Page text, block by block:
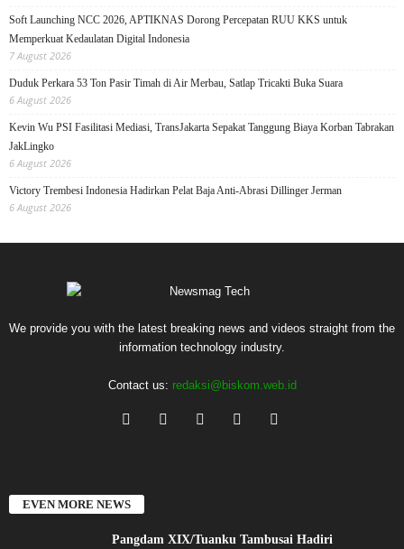
Soft Launching NCC 2026, APTIKNAS Dorong Percepatan RUU KKS untuk
Memperkuat Kedaulatan Digital Indonesia
7 August 2026
Duduk Perkara 53 Ton Pasir Timah di Air Merbau, Satlap Tricakti Buka Suara
6 August 2026
Kevin Wu PSI Fasilitasi Mediasi, TransJakarta Sepakat Tanggung Biaya Korban Tabrakan
JakLingko
6 August 2026
Victory Trembesi Indonesia Hadirkan Pelat Baja Anti-Abrasi Dillinger Jerman
6 August 2026
We provide you with the latest breaking news and videos straight from the
information technology industry.
Contact us: redaksi@biskom.web.id
EVEN MORE NEWS
Pangdam XIX/Tuanku Tambusai Hadiri